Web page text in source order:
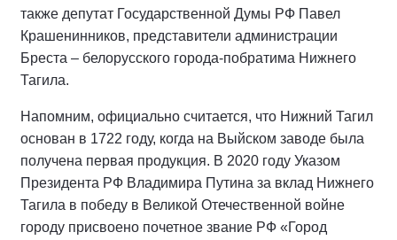
также депутат Государственной Думы РФ Павел
Крашенинников, представители администрации
Бреста – белорусского города-побратима Нижнего
Тагила.
Напомним, официально считается, что Нижний Тагил
основан в 1722 году, когда на Выйском заводе была
получена первая продукция. В 2020 году Указом
Президента РФ Владимира Путина за вклад Нижнего
Тагила в победу в Великой Отечественной войне
городу присвоено почетное звание РФ «Город